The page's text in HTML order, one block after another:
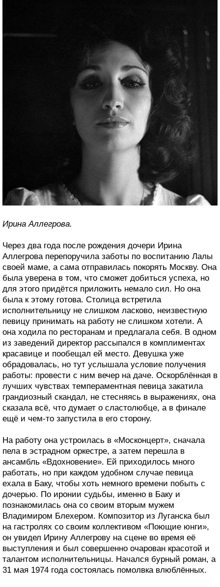
Ирина Аллегрова.
Через два года после рождения дочери Ирина
Аллегрова перепоручила заботы по воспитанию Лалы
своей маме, а сама отправилась покорять Москву. Она
была уверена в том, что сможет добиться успеха, но
для этого придётся приложить немало сил. Но она
была к этому готова. Столица встретила
исполнительницу не слишком ласково, неизвестную
певицу принимать на работу не слишком хотели. А
она ходила по ресторанам и предлагала себя. В одном
из заведений директор рассыпался в комплиментах
красавице и пообещал ей место. Девушка уже
обрадовалась, но тут услышала условие получения
работы: провести с ним вечер на даче. Оскорблённая в
лучших чувствах темпераментная певица закатила
грандиозный скандал, не стесняясь в выражениях, она
сказала всё, что думает о сластолюбце, а в финале
ещё и чем-то запустила в его сторону.
На работу она устроилась в «Москонцерт», сначала
пела в эстрадном оркестре, а затем перешла в
ансамбль «Вдохновение». Ей приходилось много
работать, но при каждом удобном случае певица
ехала в Баку, чтобы хоть немного времени побыть с
дочерью. По иронии судьбы, именно в Баку и
познакомилась она со своим вторым мужем
Владимиром Блехером. Композитор из Луганска был
на гастролях со своим коллективом «Поющие юнги»,
он увидел Ирину Аллегрову на сцене во время её
выступления и был совершенно очарован красотой и
талантом исполнительницы. Начался бурный роман, а
31 мая 1974 года состоялась помолвка влюблённых.